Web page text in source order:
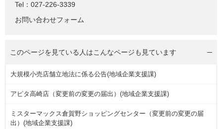
Tel：027-226-3339
お問い合わせフォーム
このページを見ている人はこんなページも見ています
大規模小売店舗立地法に係る公告(地域企業支援課)
アピタ高崎店（変更前の変更の届出）(地域企業支援課)
ミスターマックス倉賀野ショッピングセンター（変更前の変更の届
出）(地域企業支援課)